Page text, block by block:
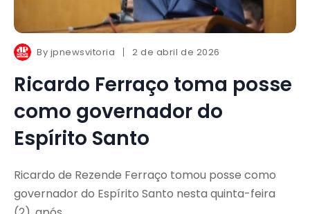
By jpnewsvitoria 2 de abril de 2026
Ricardo Ferraço toma posse
como governador do
Espírito Santo
Ricardo de Rezende Ferraço tomou posse como
governador do Espírito Santo nesta quinta-feira